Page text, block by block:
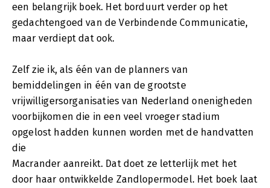
een belangrijk boek. Het borduurt verder op het
gedachtengoed van de Verbindende Communicatie,
maar verdiept dat ook.
Zelf zie ik, als één van de planners van
bemiddelingen in één van de grootste
vrijwilligersorganisaties van Nederland onenigheden
voorbijkomen die in een veel vroeger stadium
opgelost hadden kunnen worden met de handvatten
die
Macrander aanreikt. Dat doet ze letterlijk met het
door haar ontwikkelde Zandlopermodel. Het boek laat